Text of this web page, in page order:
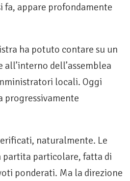
fa, appare profondamente
ha potuto contare su un
dell’assemblea
locali. Oggi
progressivamente
naturalmente. Le
partita particolare, fatta di
ponderati. Ma la direzione